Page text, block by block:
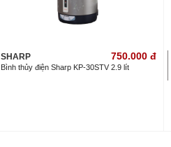
SHARP 750.000 đ
Bình thủy điện Sharp KP-30STV 2.9 lít